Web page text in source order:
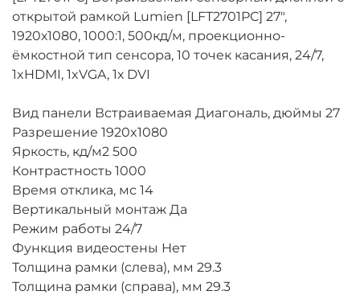
открытой рамкой Lumien [LFT2701PC] 27",
1920х1080, 1000:1, 500кд/м, проекционно-
ёмкостной тип сенсора, 10 точек касания, 24/7,
1xHDMI, 1xVGA, 1х DVI
Вид панели Встраиваемая Диагональ, дюймы 27
Разрешение 1920x1080
Яркость, кд/м2 500
Контрастность 1000
Время отклика, мс 14
Вертикальный монтаж Да
Режим работы 24/7
Функция видеостены Нет
Толщина рамки (слева), мм 29.3
Толщина рамки (справа), мм 29.3